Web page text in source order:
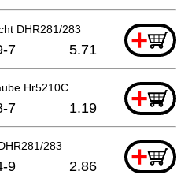
DHR281/283 +
7 5.71
Hr5210C +
7 1.19
283 +
9 2.86